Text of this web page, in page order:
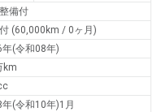
備付
(60,000km / 0ヶ月)
年(令和08年)
km
(令和10年)1月